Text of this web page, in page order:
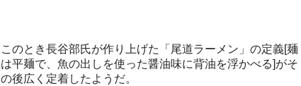
このとき長谷部氏が作り上げた「尾道ラーメン」の定義[麺
は平麺で、魚の出しを使った醤油味に背油を浮かべる]がそ
の後広く定着したようだ。